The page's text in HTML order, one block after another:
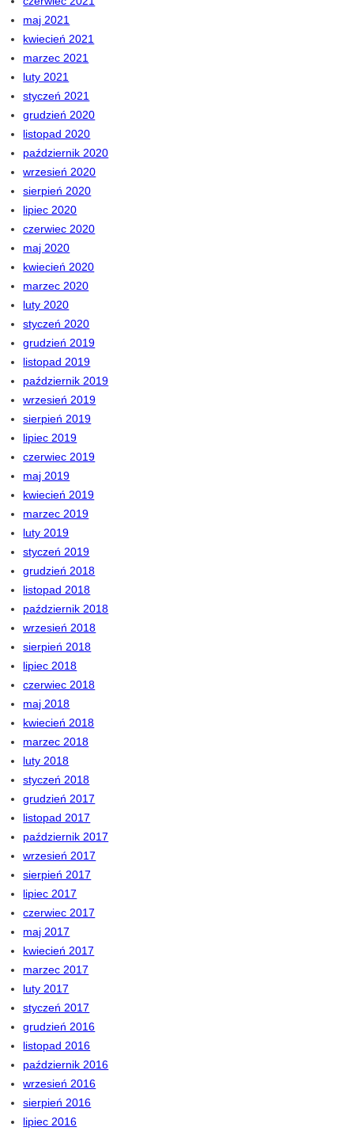
maj 2021
kwiecień 2021
marzec 2021
luty 2021
styczeń 2021
grudzień 2020
listopad 2020
październik 2020
wrzesień 2020
sierpień 2020
lipiec 2020
czerwiec 2020
maj 2020
kwiecień 2020
marzec 2020
luty 2020
styczeń 2020
grudzień 2019
listopad 2019
październik 2019
wrzesień 2019
sierpień 2019
lipiec 2019
czerwiec 2019
maj 2019
kwiecień 2019
marzec 2019
luty 2019
styczeń 2019
grudzień 2018
listopad 2018
październik 2018
wrzesień 2018
sierpień 2018
lipiec 2018
czerwiec 2018
maj 2018
kwiecień 2018
marzec 2018
luty 2018
styczeń 2018
grudzień 2017
listopad 2017
październik 2017
wrzesień 2017
sierpień 2017
lipiec 2017
czerwiec 2017
maj 2017
kwiecień 2017
marzec 2017
luty 2017
styczeń 2017
grudzień 2016
listopad 2016
październik 2016
wrzesień 2016
sierpień 2016
lipiec 2016